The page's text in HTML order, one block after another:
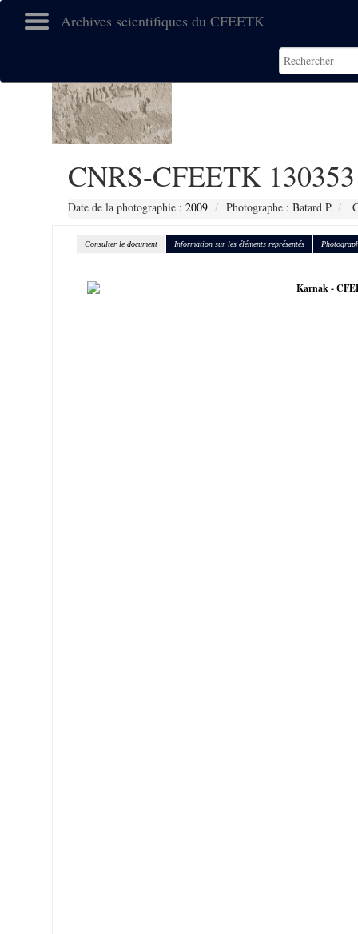
Archives scientifiques du CFEETK
CNRS-CFEETK 130353
Date de la photographie : 2009 Photographe : Batard P.
Consulter le document Information sur les éléments représentés